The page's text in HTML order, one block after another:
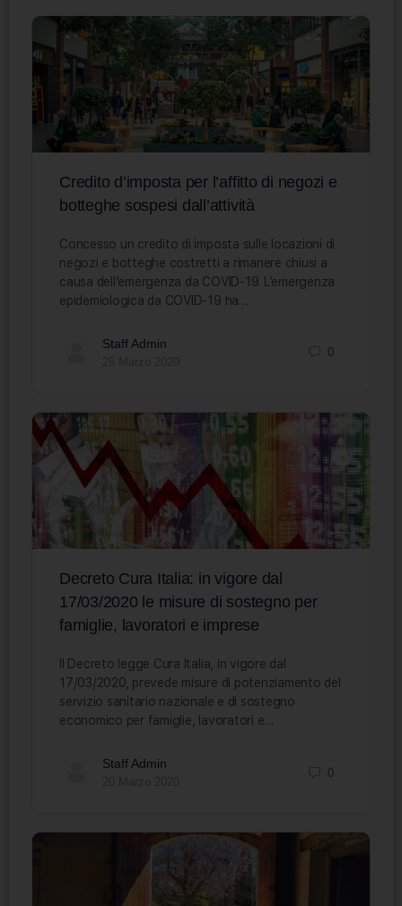
Credito d’imposta per l’affitto di negozi e
botteghe sospesi dall’attività
Concesso un credito di imposta sulle locazioni di
negozi e botteghe costretti a rimanere chiusi a
causa dell’emergenza da COVID-19. L’emergenza
epidemiologica da COVID-19 ha…
Staff Admin
0
Decreto Cura Italia: in vigore dal
17/03/2020 le misure di sostegno per
famiglie, lavoratori e imprese
Il Decreto legge Cura Italia, in vigore dal
17/03/2020, prevede misure di potenziamento del
servizio sanitario nazionale e di sostegno
economico per famiglie, lavoratori e…
Staff Admin
0